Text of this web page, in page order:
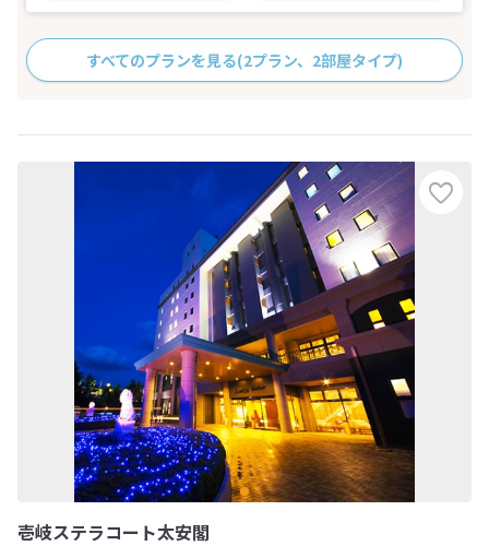
すべてのプランを見る(2プラン、2部屋タイプ)
壱岐ステラコート太安閣